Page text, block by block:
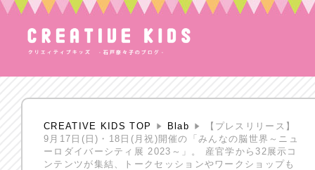
CREATIVE KIDS TOP Blab
【プレスリリース】
9月17日(日)・18日(月祝)開催の「みんなの脳世界～ニュ
ーロダイバーシティ展 2023～」。 産官学から32展示コ
ンテンツが集結、トークセッションやワークショップも